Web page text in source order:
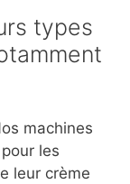
types
machines
les
leur crème